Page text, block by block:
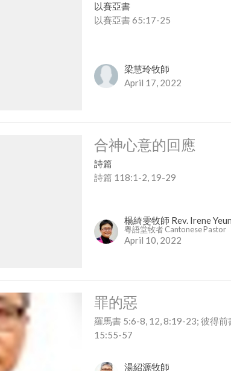
以賽亞書
以賽亞書 65:17-25
梁慧玲牧師
April 17, 2022
合神心意的回應
詩篇
詩篇 118:1-2, 19-29
楊綺雯牧師 Rev. Irene
粵語堂牧者 Cantonese Pastor
April 10, 2022
罪的惡
羅馬書 5:6-8, 12, 8:19-23; 彼得
15:55-57
湯紹源牧師